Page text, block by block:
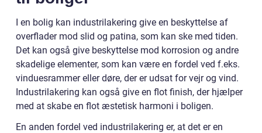
I en bolig kan industrilakering give en beskyttelse af
overflader mod slid og patina, som kan ske med tiden.
Det kan også give beskyttelse mod korrosion og andre
skadelige elementer, som kan være en fordel ved f.eks.
vinduesrammer eller døre, der er udsat for vejr og vind.
Industrilakering kan også give en flot finish, der hjælper
med at skabe en flot æstetisk harmoni i boligen.
En anden fordel ved industrilakering er, at det er en